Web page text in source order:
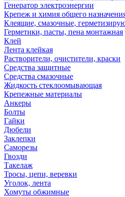
Генератор электроэнергии
Крепеж и химия общего
Клеящие, смазочные,
Герметики, пасты, пена монтажная
Клей
Лента клейкая
Растворители, очистители, краски
Средства защитные
Средства смазочные
Жидкость стеклоомывающая
Крепежные материалы
Анкеры
Болты
Гайки
Дюбели
Заклепки
Саморезы
Гвозди
Такелаж
Тросы, цепи, веревки
Уголок, лента
Хомуты обжимные